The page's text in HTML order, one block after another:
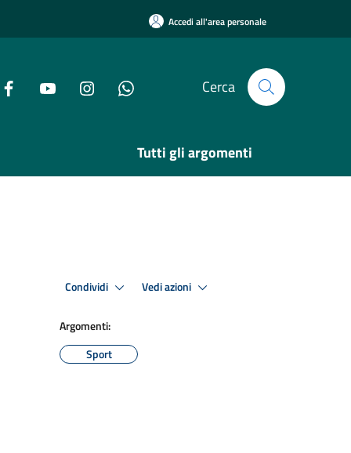
Accedi all'area personale
Cerca
Tutti gli argomenti
Condividi Vedi azioni
Argomenti:
Sport